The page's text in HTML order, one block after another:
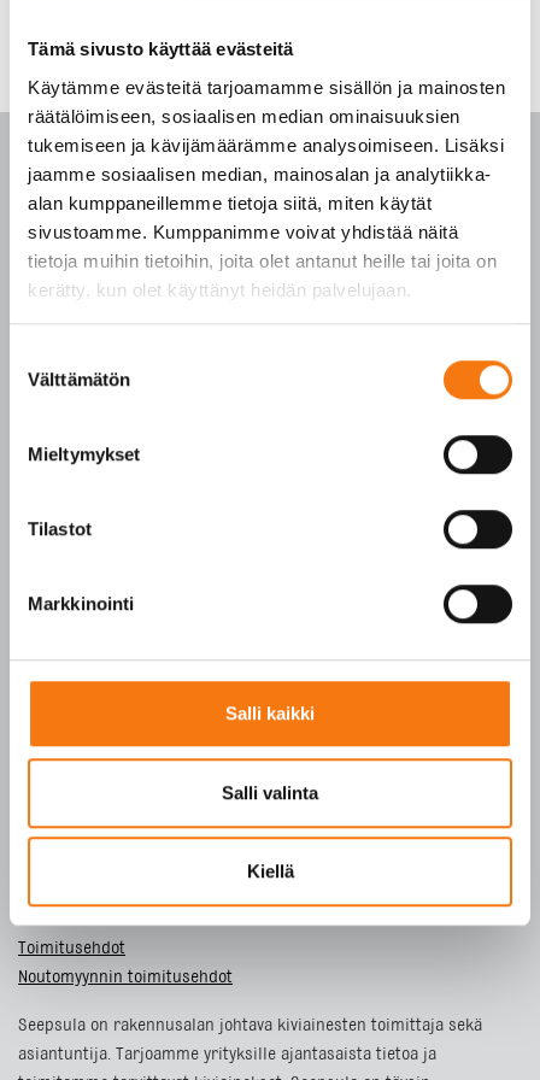
Tämä sivusto käyttää evästeitä
Käytämme evästeitä tarjoamamme sisällön ja mainosten
räätälöimiseen, sosiaalisen median ominaisuuksien
tukemiseen ja kävijämäärämme analysoimiseen. Lisäksi
jaamme sosiaalisen median, mainosalan ja analytiikka-
alan kumppaneillemme tietoja siitä, miten käytät
sivustoamme. Kumppanimme voivat yhdistää näitä
tietoja muihin tietoihin, joita olet antanut heille tai joita on
kerätty, kun olet käyttänyt heidän palvelujaan.
valinta
Välttämätön
Mieltymykset
Tilastot
Markkinointi
Salli kaikki
Salli valinta
Kiellä
PALVELUKESKUS
p. 010 3911 900
Tilaukset arkisin klo 7–16
Y-tunnus 3609611-2
ETUSIVU
Toimitusehdot
Noutomyynnin toimitusehdot
Seepsula on rakennusalan johtava kiviainesten toimittaja sekä
asiantuntija. Tarjoamme yrityksille ajantasaista tietoa ja